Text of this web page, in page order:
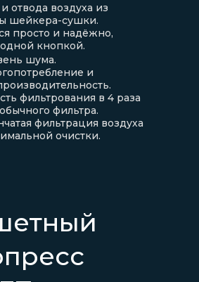
отвода воздуха из
шейкера-сушки.
просто и надёжно,
одной кнопкой.
шума.
и
фильтрования в 4 раза
фильтра.
фильтрация воздуха
очистки.